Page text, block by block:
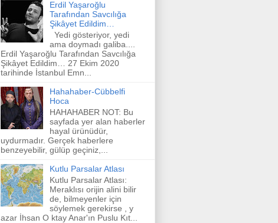
Erdil Yaşaroğlu
Tarafından Savcılığa
Şikâyet Edildim…
Yedi gösteriyor, yedi
ama doymadı galiba....
Erdil Yaşaroğlu Tarafından Savcılığa
Şikâyet Edildim… 27 Ekim 2020
tarihinde İstanbul Emn...
Hahahaber-Cübbelfi
Hoca
HAHAHABER NOT: Bu
sayfada yer alan haberler
hayal ürünüdür,
uydurmadır. Gerçek haberlere
benzeyebilir, gülüp geçiniz,...
Kutlu Parsalar Atlası
Kutlu Parsalar Atlası:
Meraklısı orijin alini bilir
de, bilmeyenler için
söylemek gerekirse , y
azar İhsan O ktay Anar'ın Puslu Kıt...